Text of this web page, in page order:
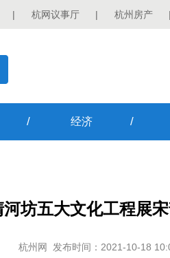
| 杭网议事厅 | 杭州房产 |
/ 经济 /
河坊五大文化工程展
杭州网 发布时间：2021-10-18